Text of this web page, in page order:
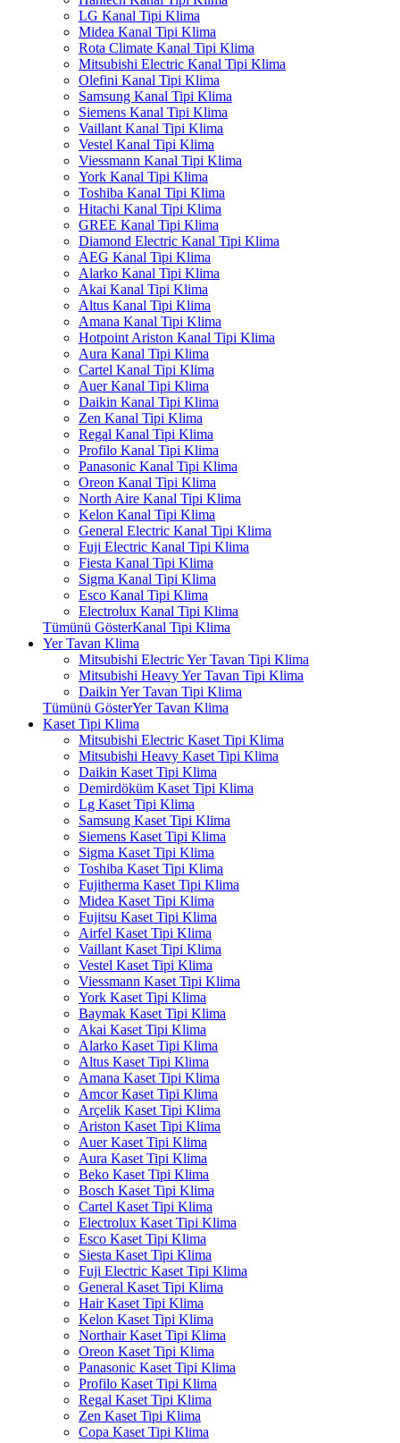
LG Kanal Tipi Klima
Midea Kanal Tipi Klima
Rota Climate Kanal Tipi Klima
Mitsubishi Electric Kanal Tipi Klima
Olefini Kanal Tipi Klima
Samsung Kanal Tipi Klima
Siemens Kanal Tipi Klima
Vaillant Kanal Tipi Klima
Vestel Kanal Tipi Klima
Viessmann Kanal Tipi Klima
York Kanal Tipi Klima
Toshiba Kanal Tipi Klima
Hitachi Kanal Tipi Klima
GREE Kanal Tipi Klima
Diamond Electric Kanal Tipi Klima
AEG Kanal Tipi Klima
Alarko Kanal Tipi Klima
Akai Kanal Tipi Klima
Altus Kanal Tipi Klima
Amana Kanal Tipi Klima
Hotpoint Ariston Kanal Tipi Klima
Aura Kanal Tipi Klima
Cartel Kanal Tipi Klima
Auer Kanal Tipi Klima
Daikin Kanal Tipi Klima
Zen Kanal Tipi Klima
Regal Kanal Tipi Klima
Profilo Kanal Tipi Klima
Panasonic Kanal Tipi Klima
Oreon Kanal Tipi Klima
North Aire Kanal Tipi Klima
Kelon Kanal Tipi Klima
General Electric Kanal Tipi Klima
Fuji Electric Kanal Tipi Klima
Fiesta Kanal Tipi Klima
Sigma Kanal Tipi Klima
Esco Kanal Tipi Klima
Electrolux Kanal Tipi Klima
Tümünü GösterKanal Tipi Klima
Yer Tavan Klima
Mitsubishi Electric Yer Tavan Tipi Klima
Mitsubishi Heavy Yer Tavan Tipi Klima
Daikin Yer Tavan Tipi Klima
Tümünü GösterYer Tavan Klima
Kaset Tipi Klima
Mitsubishi Electric Kaset Tipi Klima
Mitsubishi Heavy Kaset Tipi Klima
Daikin Kaset Tipi Klima
Demirdöküm Kaset Tipi Klima
Lg Kaset Tipi Klima
Samsung Kaset Tipi Klima
Siemens Kaset Tipi Klima
Sigma Kaset Tipi Klima
Toshiba Kaset Tipi Klima
Fujitherma Kaset Tipi Klima
Midea Kaset Tipi Klima
Fujitsu Kaset Tipi Klima
Airfel Kaset Tipi Klima
Vaillant Kaset Tipi Klima
Vestel Kaset Tipi Klima
Viessmann Kaset Tipi Klima
York Kaset Tipi Klima
Baymak Kaset Tipi Klima
Akai Kaset Tipi Klima
Alarko Kaset Tipi Klima
Altus Kaset Tipi Klima
Amana Kaset Tipi Klima
Amcor Kaset Tipi Klima
Arçelik Kaset Tipi Klima
Ariston Kaset Tipi Klima
Auer Kaset Tipi Klima
Aura Kaset Tipi Klima
Beko Kaset Tipi Klima
Bosch Kaset Tipi Klima
Cartel Kaset Tipi Klima
Electrolux Kaset Tipi Klima
Esco Kaset Tipi Klima
Siesta Kaset Tipi Klima
Fuji Electric Kaset Tipi Klima
General Kaset Tipi Klima
Hair Kaset Tipi Klima
Kelon Kaset Tipi Klima
Northair Kaset Tipi Klima
Oreon Kaset Tipi Klima
Panasonic Kaset Tipi Klima
Profilo Kaset Tipi Klima
Regal Kaset Tipi Klima
Zen Kaset Tipi Klima
Copa Kaset Tipi Klima